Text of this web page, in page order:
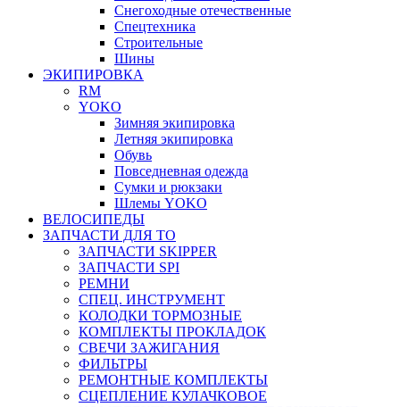
Снегоходные отечественные
Спецтехника
Строительные
Шины
ЭКИПИРОВКА
RM
YOKO
Зимняя экипировка
Летняя экипировка
Обувь
Повседневная одежда
Сумки и рюкзаки
Шлемы YOKO
ВЕЛОСИПЕДЫ
ЗАПЧАСТИ ДЛЯ ТО
ЗАПЧАСТИ SKIPPER
ЗАПЧАСТИ SPI
РЕМНИ
СПЕЦ. ИНСТРУМЕНТ
КОЛОДКИ ТОРМОЗНЫЕ
КОМПЛЕКТЫ ПРОКЛАДОК
СВЕЧИ ЗАЖИГАНИЯ
ФИЛЬТРЫ
РЕМОНТНЫЕ КОМПЛЕКТЫ
СЦЕПЛЕНИЕ КУЛАЧКОВОЕ